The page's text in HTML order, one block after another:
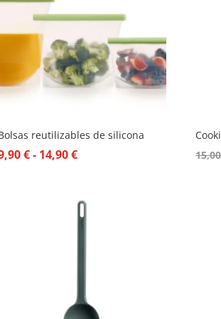
reutilizables de silicona
€ - 14,90€Rango
desde
9,90 €